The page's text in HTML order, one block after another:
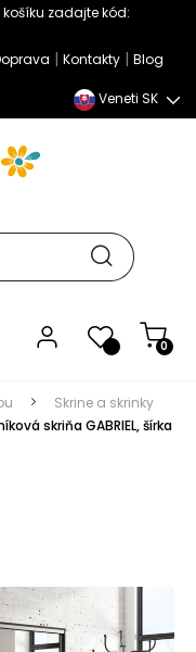
zadajte kód:
| Kontakty | Blog
Veneti SK
0
Skrine a skrinky
skriňa GABRIEL, šírka